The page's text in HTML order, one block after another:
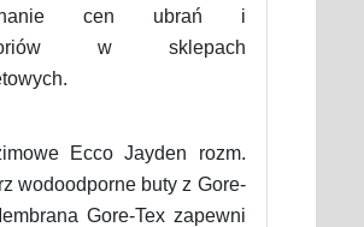
cen ubrań i
w sklepach
Ecco Jayden rozm.
wodoodporne buty z Gore-
Gore-Tex zapewni